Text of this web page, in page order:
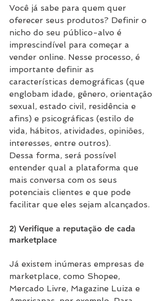
Você já sabe para quem quer
oferecer seus produtos? Definir o
nicho do seu público-alvo é
imprescindível para começar a
vender online. Nesse processo, é
importante definir as
características demográficas (que
englobam idade, gênero, orientação
sexual, estado civil, residência e
afins) e psicográficas (estilo de
vida, hábitos, atividades, opiniões,
interesses, entre outros).
Dessa forma, será possível
entender qual a plataforma que
mais conversa com os seus
potenciais clientes e que pode
facilitar que eles sejam alcançados.
2) Verifique a reputação de cada
marketplace
Já existem inúmeras empresas de
marketplace, como Shopee,
Mercado Livre, Magazine Luiza e